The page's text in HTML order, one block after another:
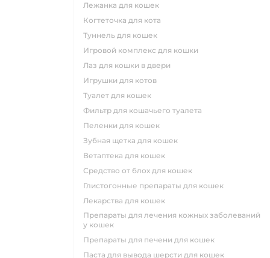
лежанка для кошек
когтеточка для кота
туннель для кошек
игровой комплекс для кошки
лаз для кошки в двери
игрушки для котов
туалет для кошек
фильтр для кошачьего туалета
пеленки для кошек
зубная щетка для кошек
ветаптека для кошек
средство от блох для кошек
глистогонные препараты для кошек
лекарства для кошек
препараты для лечения кожных заболеваний
у кошек
препараты для печени для кошек
паста для вывода шерсти для кошек